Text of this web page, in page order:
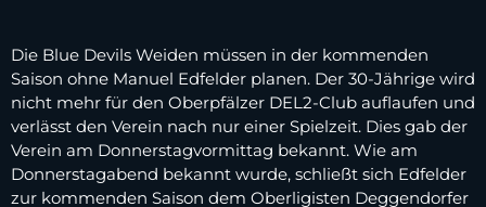
Die Blue Devils Weiden müssen in der kommenden
Saison ohne Manuel Edfelder planen. Der 30-Jährige wird
nicht mehr für den Oberpfälzer DEL2-Club auflaufen und
verlässt den Verein nach nur einer Spielzeit. Dies gab der
Verein am Donnerstagvormittag bekannt. Wie am
Donnerstagabend bekannt wurde, schließt sich Edfelder
zur kommenden Saison dem Oberligisten Deggendorfer